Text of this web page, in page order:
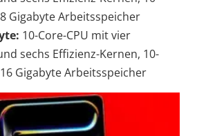
Gigabyte Arbeitsspeicher
10-Core-CPU mit vier
sechs Effizienz-Kernen, 10-
Gigabyte Arbeitsspeicher